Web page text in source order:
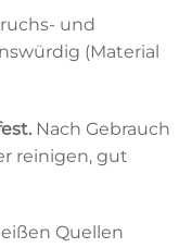
und
(Material
Nach Gebrauch
reinigen, gut
Quellen